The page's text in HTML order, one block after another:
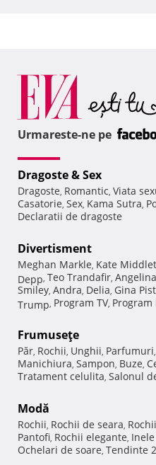
Urmareste-ne pe
Dragoste & Sex
Dragoste, Romantic, Viata
Casatorie, Sex, Kama Sutra,
Declaratii de dragoste
Divertisment
Meghan Markle, Kate
Depp, Teo Trandafir,
Smiley, Andra, Delia, Gina
Trump, Program TV, Program
Frumuseţe
Păr, Rochii, Unghii, Parfumuri,
Manichiura, Sampon, Buze,
Tratament celulita, Salonul
Modă
Rochii, Rochii de seara,
Pantofi, Rochii elegante,
Ochelari de soare, Tendinte